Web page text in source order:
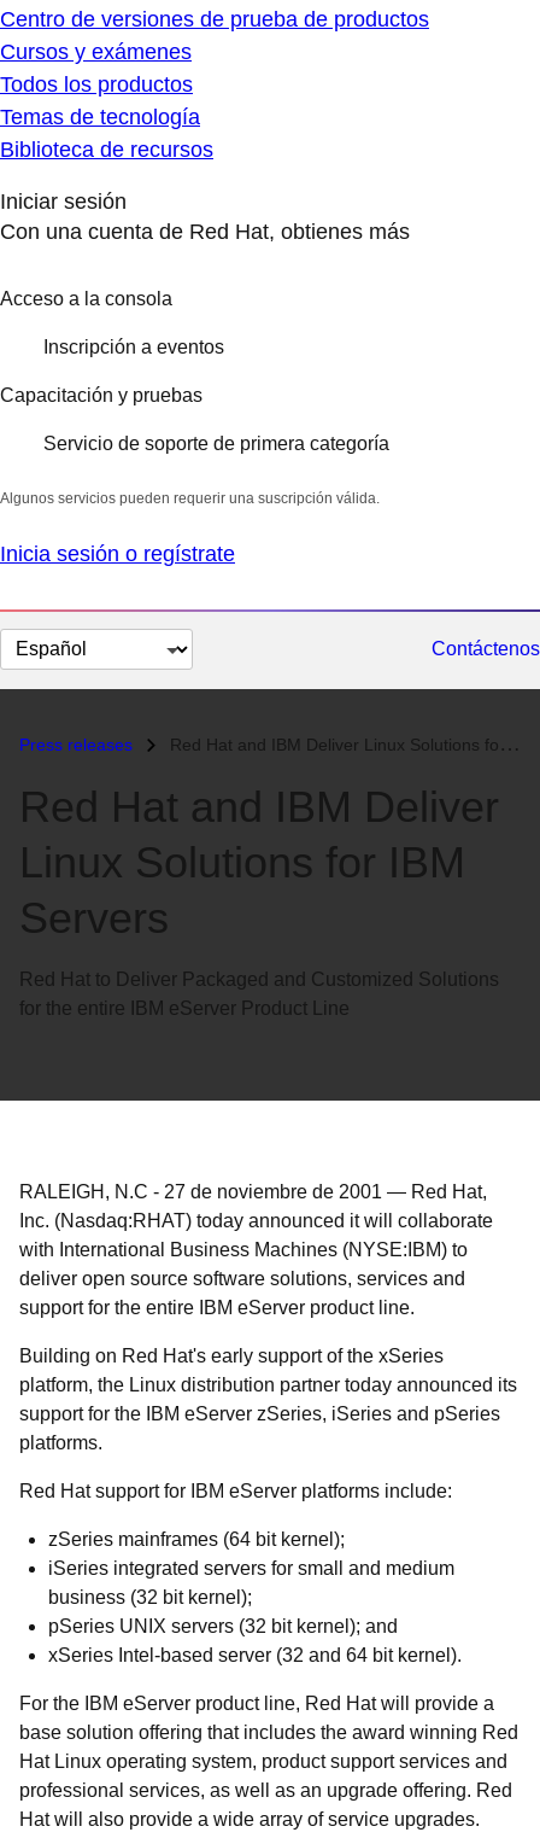
Centro de versiones de prueba de productos
Cursos y exámenes
Todos los productos
Temas de tecnología
Biblioteca de recursos
Iniciar sesión
Con una cuenta de Red Hat, obtienes más
Acceso a la consola
Inscripción a eventos
Capacitación y pruebas
Servicio de soporte de primera categoría
Algunos servicios pueden requerir una suscripción válida.
Inicia sesión o regístrate
Cambiar
el
Contáctenos
Press releases Red Hat and IBM Deliver Linux Solutions for IBM Servers...
Red Hat and IBM Deliver
Linux Solutions for IBM
Servers
Red Hat to Deliver Packaged and Customized Solutions
for the entire IBM eServer Product Line
RALEIGH, N.C - 27 de noviembre de 2001 — Red Hat,
Inc. (Nasdaq:RHAT) today announced it will collaborate
with International Business Machines (NYSE:IBM) to
deliver open source software solutions, services and
support for the entire IBM eServer product line.
Building on Red Hat's early support of the xSeries
platform, the Linux distribution partner today announced its
support for the IBM eServer zSeries, iSeries and pSeries
platforms.
Red Hat support for IBM eServer platforms include:
zSeries mainframes (64 bit kernel);
iSeries integrated servers for small and medium
business (32 bit kernel);
pSeries UNIX servers (32 bit kernel); and
xSeries Intel-based server (32 and 64 bit kernel).
For the IBM eServer product line, Red Hat will provide a
base solution offering that includes the award winning Red
Hat Linux operating system, product support services and
professional services, as well as an upgrade offering. Red
Hat will also provide a wide array of service upgrades.